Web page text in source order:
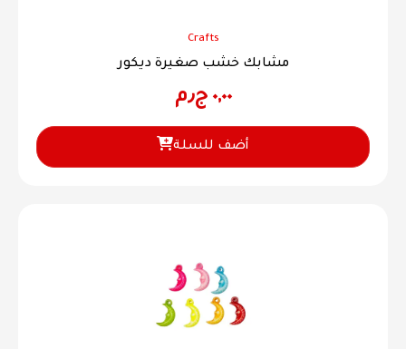
Crafts
مشابك خشب صغيرة ديكور
٠,٠٠ ج٫م
أضف للسلة